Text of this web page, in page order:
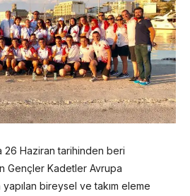
26 Haziran tarihinden beri
Gençler Kadetler Avrupa
yapılan bireysel ve takım eleme